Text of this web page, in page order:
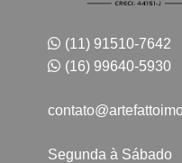
(11) 91510-7642
(16) 99640-5930
Segunda à Sábado